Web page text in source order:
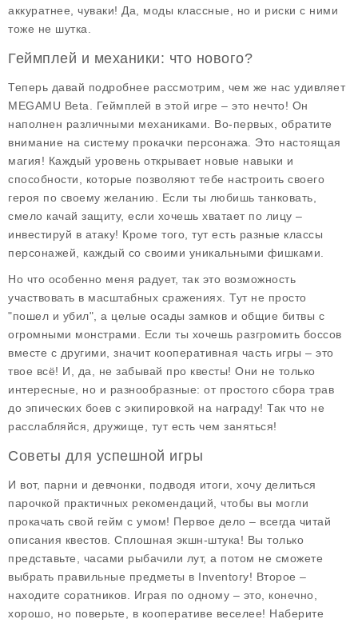
аккуратнее, чуваки! Да, моды классные, но и риски с ними
тоже не шутка.
Геймплей и механики: что нового?
Теперь давай подробнее рассмотрим, чем же нас удивляет
MEGAMU Beta . Геймплей в этой игре – это нечто! Он
наполнен различными механиками. Во-первых, обратите
внимание на систему прокачки персонажа. Это настоящая
магия! Каждый уровень открывает новые навыки и
способности, которые позволяют тебе настроить своего
героя по своему желанию. Если ты любишь танковать,
смело качай защиту, если хочешь хватает по лицу –
инвестируй в атаку! Кроме того, тут есть разные классы
персонажей, каждый со своими уникальными фишками.
Но что особенно меня радует, так это возможность
участвовать в масштабных сражениях. Тут не просто
"пошел и убил", а целые осады замков и общие битвы с
огромными монстрами. Если ты хочешь разгромить боссов
вместе с другими, значит кооперативная часть игры – это
твое всё! И, да, не забывай про квесты! Они не только
интересные, но и разнообразные: от простого сбора трав
до эпических боев с экипировкой на награду! Так что не
расслабляйся, дружище, тут есть чем заняться!
Советы для успешной игры
И вот, парни и девчонки, подводя итоги, хочу делиться
парочкой практичных рекомендаций, чтобы вы могли
прокачать свой гейм с умом! Первое дело – всегда читай
описания квестов. Сплошная экшн-штука! Вы только
представьте, часами рыбачили лут, а потом не сможете
выбрать правильные предметы в Inventory! Второе –
находите соратников. Играя по одному – это, конечно,
хорошо, но поверьте, в кооперативе веселее! Наберите